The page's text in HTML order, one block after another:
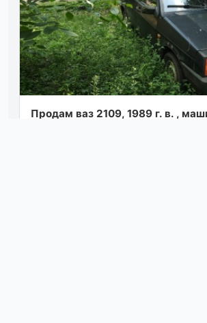
Продам ваз 2109, 1989 г. в. ,